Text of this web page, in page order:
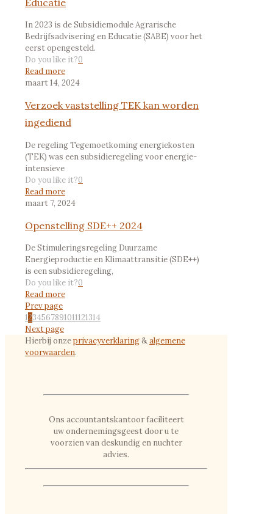
In 2023 is de Subsidiemodule Agrarische
Bedrijfsadvisering en Educatie (SABE) voor het
eerst opengesteld.
Do you like it?0
Read more
maart 14, 2024
Verzoek vaststelling TEK kan worden
ingediend
De regeling Tegemoetkoming energiekosten
(TEK) was een subsidieregeling voor energie-
intensieve
Do you like it?0
Read more
maart 7, 2024
Openstelling SDE++ 2024
De Stimuleringsregeling Duurzame
Energieproductie en Klimaattransitie (SDE++)
is een subsidieregeling,
Do you like it?0
Read more
Prev page
1234567891011121314
Next page
Hierbij onzeprivacyverklaring&algemene
voorwaarden.
Ons accountantskantoor faciliteert
uw ondernemingsgeest door u te
voorzien van deskundig en nuchter
advies.